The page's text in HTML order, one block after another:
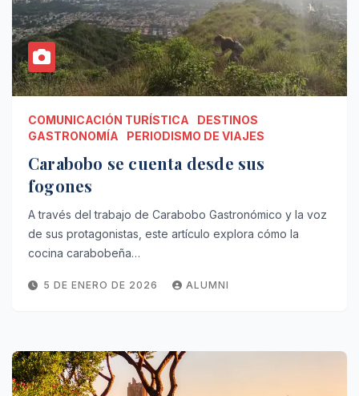
COMUNICACIÓN TURÍSTICA
DESTINOS
GASTRONOMÍA
PERIODISMO DE VIAJES
Carabobo se cuenta desde sus
fogones
A través del trabajo de Carabobo Gastronómico y la voz
de sus protagonistas, este artículo explora cómo la
cocina carabobeña…
5 DE ENERO DE 2026 ALUMNI